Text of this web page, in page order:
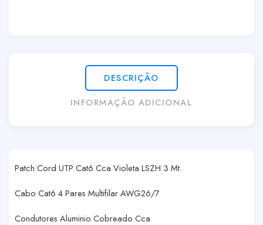
DESCRIÇÃO
INFORMAÇÃO ADICIONAL
Patch Cord UTP Cat6 Cca Violeta LSZH 3 Mt.
Cabo Cat6 4 Pares Multifilar AWG26/7
Condutores Aluminio Cobreado Cca